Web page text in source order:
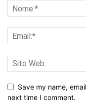
Save my name,
next time I comment.